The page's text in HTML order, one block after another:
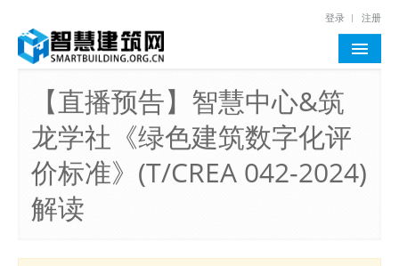
登录 注册
首页
行业资讯
通告公示
政策标准
【直播预告】智慧中心&筑
龙学社《绿色建筑数字化评
价标准》(T/CREA 042-2024)
解读